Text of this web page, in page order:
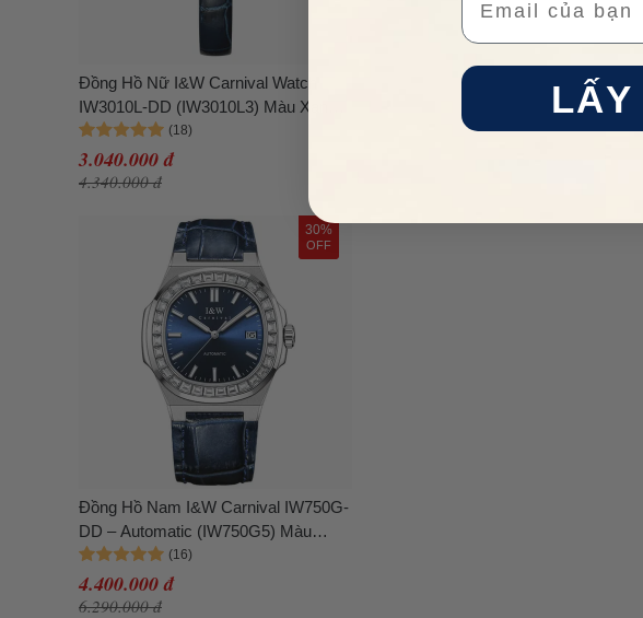
Đồng Hồ Nữ I&W Carnival Watch
IW3010L-DD (IW3010L3) Màu Xanh
Navy
3.040.000 đ
4.340.000 đ
30%
OFF
Đồng Hồ Nam I&W Carnival IW750G-
DD – Automatic (IW750G5) Màu
Xanh Navy
4.400.000 đ
6.290.000 đ